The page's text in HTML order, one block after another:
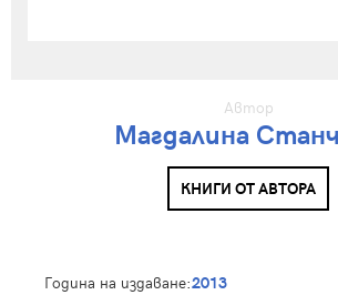
Автор
Магдалина
КНИГИ ОТ АВТОРА
Година на издаване:2013